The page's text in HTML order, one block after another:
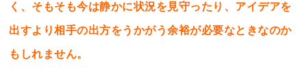
く、そもそも今は静かに状況を見守ったり、アイデアを
出すより相手の出方をうかがう余裕が必要なときなのか
もしれません。